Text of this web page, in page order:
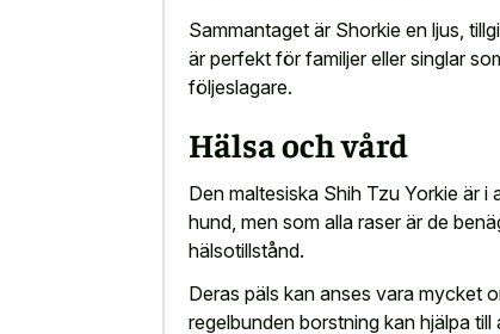
Sammantaget är Shorkie en ljus,
är perfekt för familjer eller singlar
följeslagare.
Hälsa och vård
Den maltesiska Shih Tzu Yorkie är i
hund, men som alla raser är de
hälsotillstånd.
Deras päls kan anses vara mycket
regelbunden borstning kan hjälpa